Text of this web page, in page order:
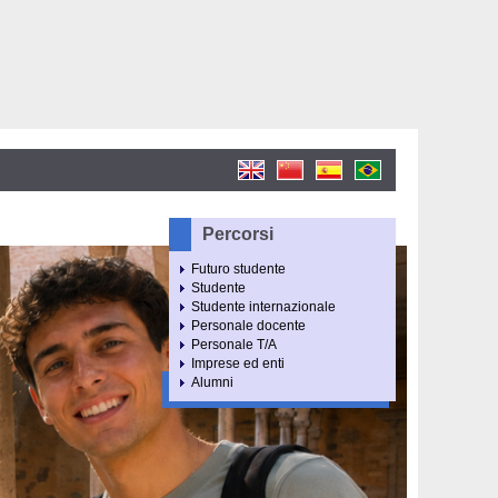
Percorsi
Futuro studente
Studente
Studente internazionale
Personale docente
Personale T/A
Imprese ed enti
Alumni